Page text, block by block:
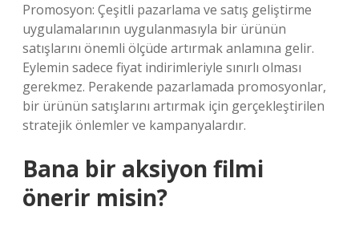
Promosyon: Çeşitli pazarlama ve satış geliştirme
uygulamalarının uygulanmasıyla bir ürünün
satışlarını önemli ölçüde artırmak anlamına gelir.
Eylemin sadece fiyat indirimleriyle sınırlı olması
gerekmez. Perakende pazarlamada promosyonlar,
bir ürünün satışlarını artırmak için gerçekleştirilen
stratejik önlemler ve kampanyalardır.
Bana bir aksiyon filmi
önerir misin?